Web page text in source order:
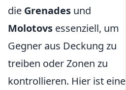
die Grenades und
Molotovs essenziell, um
Gegner aus Deckung zu
treiben oder Zonen zu
kontrollieren. Hier ist eine